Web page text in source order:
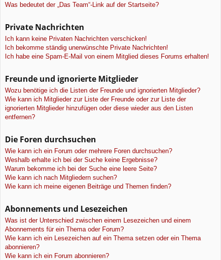
Was bedeutet der „Das Team“-Link auf der Startseite?
Private Nachrichten
Ich kann keine Privaten Nachrichten verschicken!
Ich bekomme ständig unerwünschte Private Nachrichten!
Ich habe eine Spam-E-Mail von einem Mitglied dieses Forums erhalten!
Freunde und ignorierte Mitglieder
Wozu benötige ich die Listen der Freunde und ignorierten Mitglieder?
Wie kann ich Mitglieder zur Liste der Freunde oder zur Liste der
ignorierten Mitglieder hinzufügen oder diese wieder aus den Listen
entfernen?
Die Foren durchsuchen
Wie kann ich ein Forum oder mehrere Foren durchsuchen?
Weshalb erhalte ich bei der Suche keine Ergebnisse?
Warum bekomme ich bei der Suche eine leere Seite?
Wie kann ich nach Mitgliedern suchen?
Wie kann ich meine eigenen Beiträge und Themen finden?
Abonnements und Lesezeichen
Was ist der Unterschied zwischen einem Lesezeichen und einem
Abonnements für ein Thema oder Forum?
Wie kann ich ein Lesezeichen auf ein Thema setzen oder ein Thema
abonnieren?
Wie kann ich ein Forum abonnieren?